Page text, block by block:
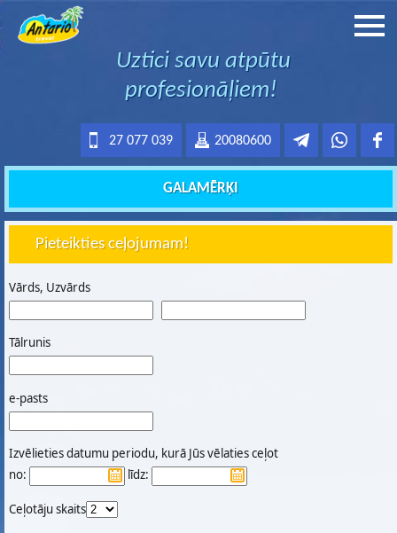
Uztici savu atpūtu
profesionāļiem!
20080600
27 077 039
GALAMĒRĶI
Pieteikties ceļojumam!
Vārds, Uzvārds
Tālrunis
e-pasts
Izvēlieties datumu periodu, kurā Jūs vēlaties ceļot
no:
līdz:
Ceļotāju skaits